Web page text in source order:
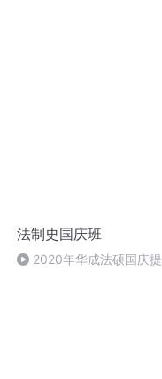
法制史国庆班
2020年华成法硕国庆提